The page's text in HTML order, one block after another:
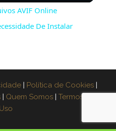
a
V
i
AVIF Online
De Instalar
| Política de Cookies |
| Quem Somos | Termos de
Uso